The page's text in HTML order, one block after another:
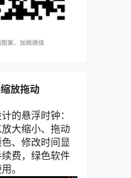
放拖动
的悬浮时钟：
大缩小、拖动
、修改时间显
费，绿色软件
。